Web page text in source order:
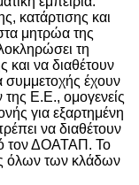
κατάρτισης και
μητρώα της
τη
και να διαθέτουν
έχουν
Ε.Ε., ομογενείς
για εξαρτημένη
να διαθέτουν
τον ΔΟΑΤΑΠ. Το
όλων των κλάδων